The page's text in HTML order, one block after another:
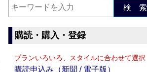
検 索
購読・購入・登録
プランいろいろ、スタイルに合わせて選択
購読申込み（新聞 / 電子版）